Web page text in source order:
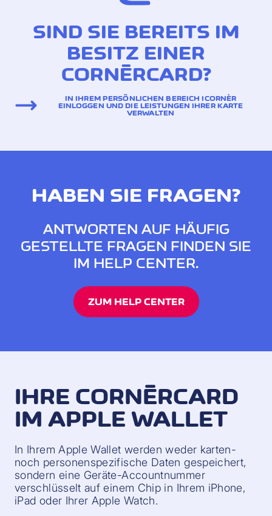
SIND SIE BEREITS IM
BESITZ EINER
CORNÈRCARD?
IN IHREM PERSÖNLICHEN BEREICH ICORNÈR
EINLOGGEN UND DIE LEISTUNGEN IHRER KARTE
VERWALTEN
HABEN SIE FRAGEN?
ANTWORTEN AUF HÄUFIG
GESTELLTE FRAGEN FINDEN SIE
IM HELP CENTER.
ZUM HELP CENTER
IHRE CORNÈRCARD
IM APPLE WALLET
In Ihrem Apple Wallet werden weder karten-
noch personenspezifische Daten gespeichert,
sondern eine Geräte-Accountnummer
verschlüsselt auf einem Chip in Ihrem iPhone,
iPad oder Ihrer Apple Watch.